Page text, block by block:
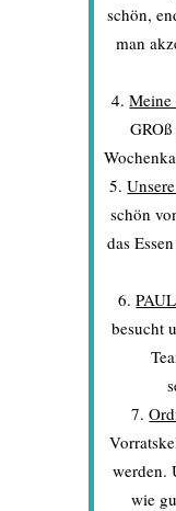
schön,
man
Meine
schön
das
besucht
werden.
wie